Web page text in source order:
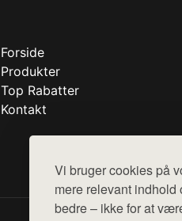
Vi bruger cookies på
mere relevant indhold
bedre – ikke for at
Forside
Produkter
Top Rabatter
Kontakt